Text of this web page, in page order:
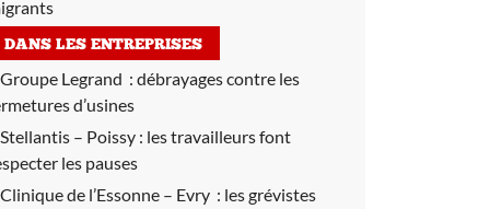
DANS LES ENTREPRISES
Groupe Legrand : débrayages contre les
d’usines
Stellantis – Poissy : les travailleurs font
les pauses
Clinique de l’Essonne – Evry : les grévistes